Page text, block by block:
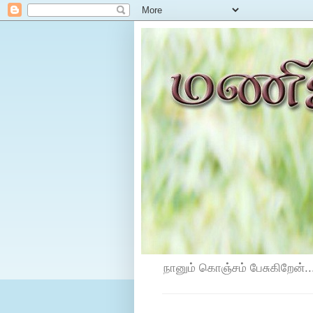
நானும் கொஞ்சம்